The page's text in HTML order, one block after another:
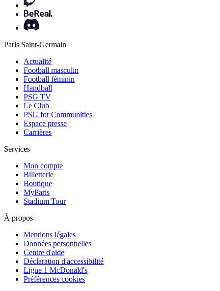
Paris Saint-Germain
Actualité
Football masculin
Football féminin
Handball
PSG TV
Le Club
PSG for Communities
Espace presse
Carrières
Services
Mon compte
Billetterie
Boutique
MyParis
Stadium Tour
À propos
Mentions légales
Données personnelles
Centre d'aide
Déclaration d'accessibilité
Ligue 1 McDonald's
Préférences cookies